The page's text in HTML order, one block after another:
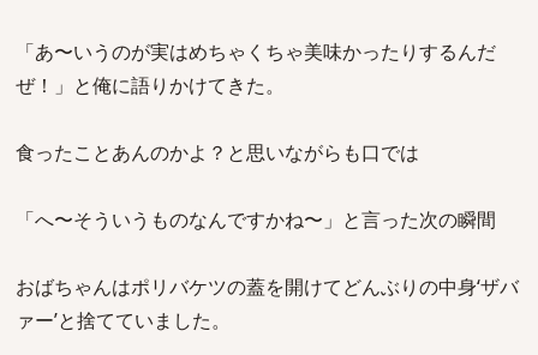
「あ〜いうのが実はめちゃくちゃ美味かったりするんだ
ぜ！」と俺に語りかけてきた。
食ったことあんのかよ？と思いながらも口では
「へ〜そういうものなんですかね〜」と言った次の瞬間
おばちゃんはポリバケツの蓋を開けてどんぶりの中身‘ザバ
ァー’と捨てていました。